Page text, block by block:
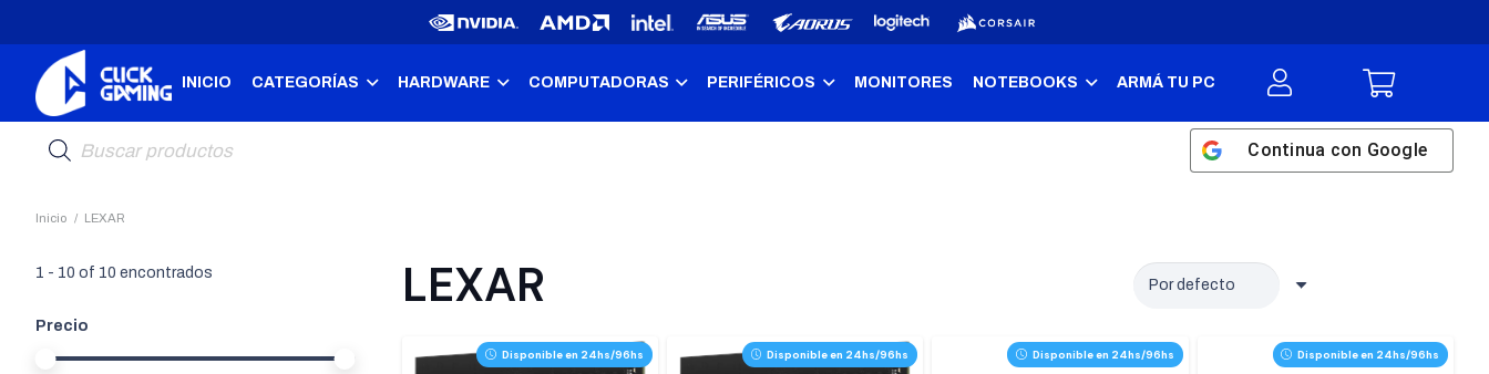
INICIO CATEGORÍAS HARDWARE COMPUTADORAS PERIFÉRICOS MONITORES NOTEBOOKS ARMÁ TU PC
de
productos
Continua con Google
Inicio / LEXAR
1 - 10 of 10 encontrados
Precio
LEXAR
Disponible en 24hs/96hs Disponible en 24hs/96hs Disponible en 24hs/96hs Disponible en 24hs/96hs